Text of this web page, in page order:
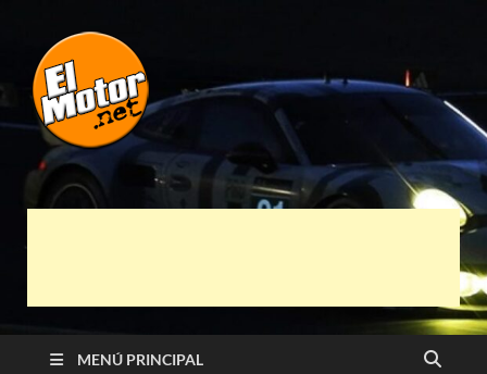
El Motor punto
Net
Automóviles
MENÚ PRINCIPAL